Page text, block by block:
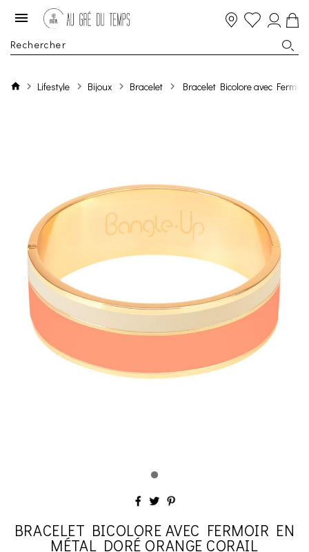
Lifestyle Bijoux Bracelet Bracelet Bicolore avec
BRACELET BICOLORE AVEC FERMOIR EN
MÉTAL DORÉ ORANGE CORAIL